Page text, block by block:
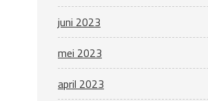
juni 2023
mei 2023
april 2023